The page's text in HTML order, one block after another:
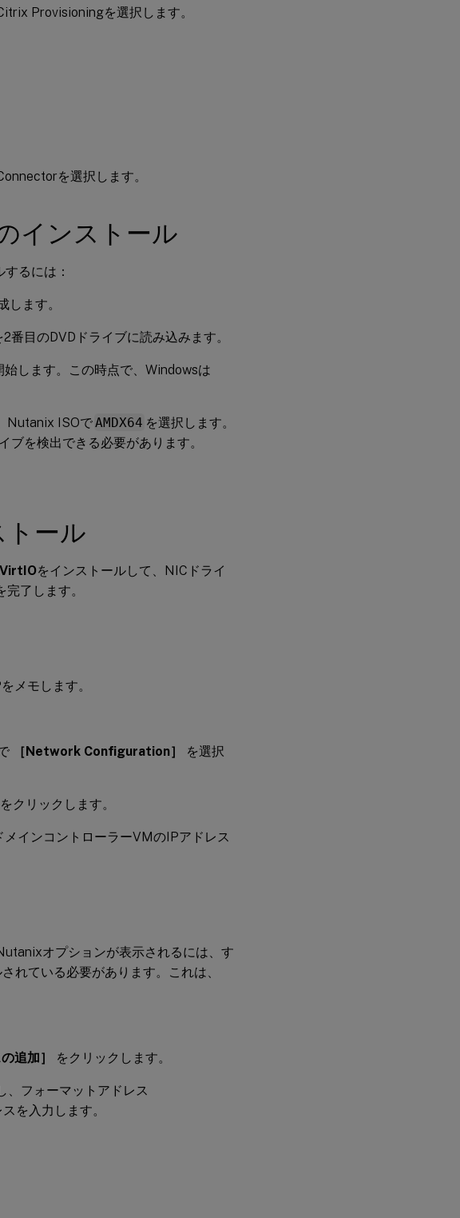
Provisioningを選択します。
を選択します。
インストール
るには：
ます。
目のDVDドライブに読み込みます。
します。この時点で、Windowsは
Nutanix ISOでAMDX64 を選択します。
ブを検出できる必要があります。
ール
VirtIOをインストールして、NICドライ
了します。
メモします。
［Network Configuration］
を選択
をクリックします。
インコントローラーVMのIPアドレス
オプションが表示されるには、す
れている必要があります。これは、
追加］ をクリックします。
、フォーマットアドレス
を入力します。